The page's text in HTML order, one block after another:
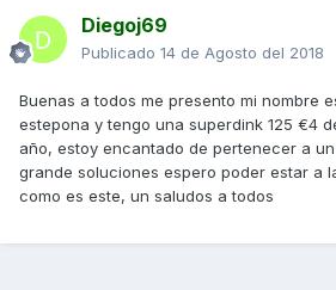
Diegoj69
Publicado 14 de Agosto del 2018
Buenas a todos me presento mi nombre
estepona y tengo una superdink 125 €4
año, estoy encantado de pertenecer a
grande soluciones espero poder estar a
como es este, un saludos a todos